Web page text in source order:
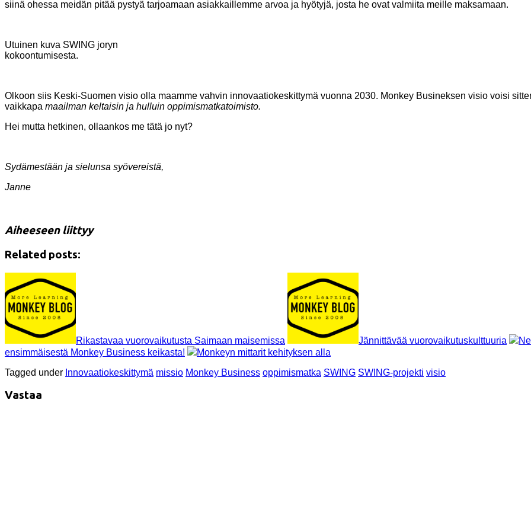
siinä ohessa meidän pitää pystyä tarjoamaan asiakkaillemme arvoa ja hyötyjä, josta he ovat valmiita meille maksamaan.
Utuinen kuva SWING joryn
kokoontumisesta.
Olkoon siis Keski-Suomen visio olla maamme vahvin innovaatiokeskittymä vuonna 2030. Monkey Busineksen visio voisi
vaikkapa maailman keltaisin ja hulluin oppimismatkatoimisto.
Hei mutta hetkinen, ollaankos me tätä jo nyt?
Sydämestään ja sielunsa syövereistä,
Janne
Aiheeseen liittyy
Related posts:
Rikastavaa vuorovaikutusta Saimaan maisemissa Jännittävää vuorovaikutuskulttuuria
ensimmäisestä Monkey Business keikasta!
Monkeyn mittarit kehityksen alla
Tagged under Innovaatiokeskittymä missio Monkey Business oppimismatka SWING SWING-projekti visio
Vastaa